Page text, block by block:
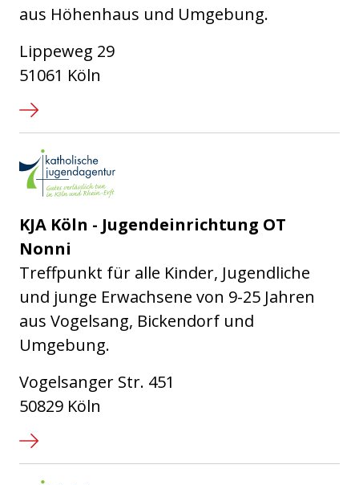
aus Höhenhaus und Umgebung.
Lippeweg 29
51061 Köln
KJA Köln - Jugendeinrichtung OT
Nonni
Treffpunkt für alle Kinder, Jugendliche
und junge Erwachsene von 9-25 Jahren
aus Vogelsang, Bickendorf und
Umgebung.
Vogelsanger Str. 451
50829 Köln